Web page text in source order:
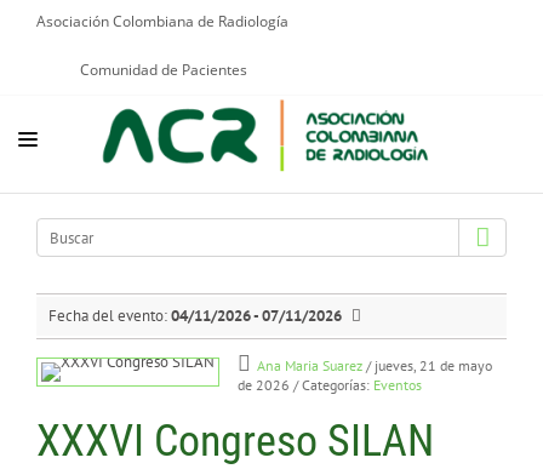
Asociación Colombiana de Radiología
Comunidad de Pacientes
NOSOTROS
PUBLICACIONES
PROGRAMAS INSTITUCIONALES
JURÍDICO
Fecha del evento:04/11/2026 - 07/11/2026
Ana Maria Suarez / jueves, 21 de mayo
de 2026 / Categorías: Eventos
XXXVI Congreso SILAN